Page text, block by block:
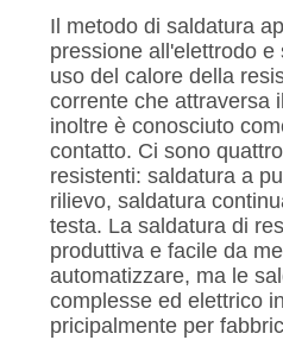
Il metodo di saldatura
pressione all'elettrodo
uso del calore della
corrente che attraversa
inoltre è conosciuto
contatto. Ci sono
resistenti: saldatura a
rilievo, saldatura
testa. La saldatura di
produttiva e facile da
automatizzare, ma le
complesse ed elettrico
pricipalmente per